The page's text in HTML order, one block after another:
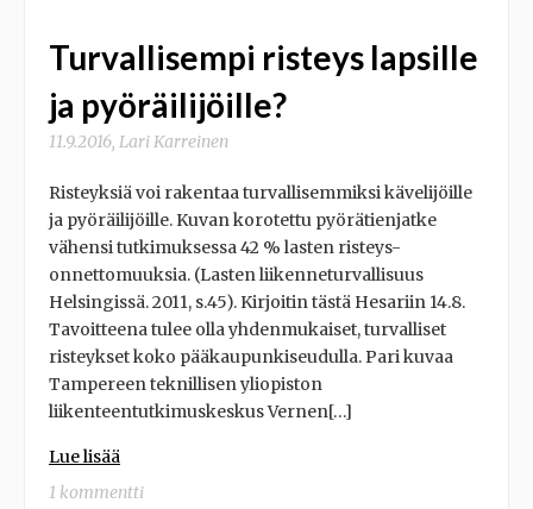
Turvallisempi risteys lapsille
ja pyöräilijöille?
11.9.2016, Lari Karreinen
Risteyksiä voi rakentaa turvallisemmiksi kävelijöille
ja pyöräilijöille. Kuvan korotettu pyörätienjatke
vähensi tutkimuksessa 42 % lasten risteys-
onnettomuuksia. (Lasten liikenneturvallisuus
Helsingissä. 2011, s.45). Kirjoitin tästä Hesariin 14.8.
Tavoitteena tulee olla yhdenmukaiset, turvalliset
risteykset koko pääkaupunkiseudulla. Pari kuvaa
Tampereen teknillisen yliopiston
liikenteentutkimuskeskus Vernen[…]
Lue lisää
1 kommentti